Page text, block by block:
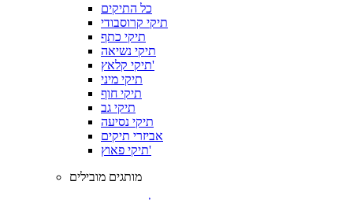
כל התיקים
תיקי קרוסבודי
תיקי כתף
תיקי נשיאה
תיקי קלאץ'
תיקי מיני
תיקי חוף
תיקי גב
תיקי נסיעה
אביזרי תיקים
תיקי פאוץ'
מותגים מובילים